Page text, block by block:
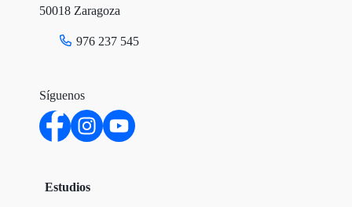
50018 Zaragoza
976 237 545
Síguenos
Estudios